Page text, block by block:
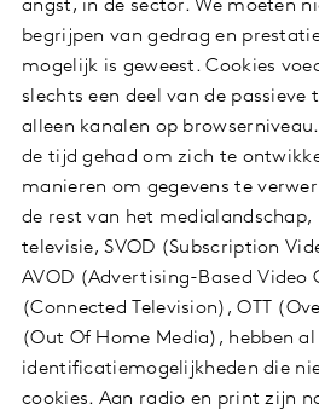
angst, in de sector. We moeten
begrijpen van gedrag en
mogelijk is geweest. Cookies
slechts een deel van de
alleen kanalen op
de tijd gehad om zich te
manieren om gegevens te
de rest van het
televisie, SVOD (Subscription
AVOD (Advertising-Based Video
(Connected Television), OTT
(Out Of Home Media), hebben
identificatiemogelijkheden die
cookies. Aan radio en print zijn